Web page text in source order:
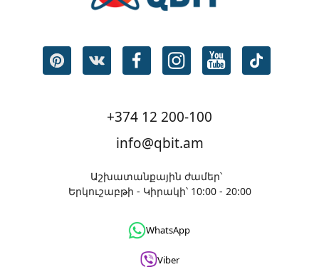
+374 12 200-100
info@qbit.am
Աշխատանքային ժամեր՝
Երկուշաբթի - Կիրակի՝ 10:00 - 20:00
WhatsApp
Viber